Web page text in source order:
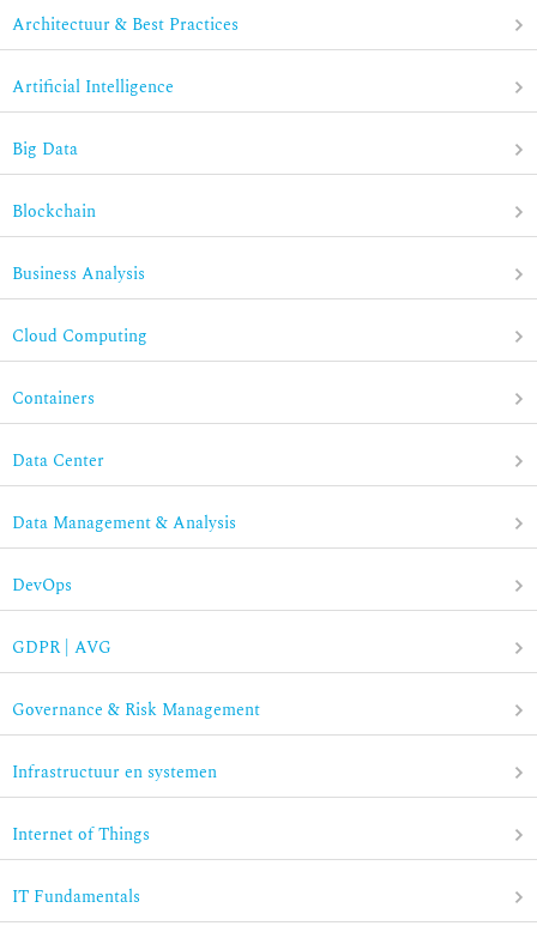
Architectuur & Best Practices
Artificial Intelligence
Big Data
Blockchain
Business Analysis
Cloud Computing
Containers
Data Center
Data Management & Analysis
DevOps
GDPR | AVG
Governance & Risk Management
Infrastructuur en systemen
Internet of Things
IT Fundamentals